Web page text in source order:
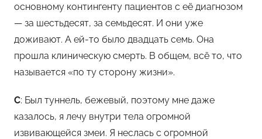
основному контингенту пациентов с её диагнозом
— за шестьдесят, за семьдесят. И они уже
доживают. А ей-то было двадцать семь. Она
прошла клиническую смерть. В общем, всё то, что
называется «по ту сторону жизни».
С: Был туннель, бежевый, поэтому мне даже
казалось, я лечу внутри тела огромной
извивающейся змеи. Я неслась с огромной